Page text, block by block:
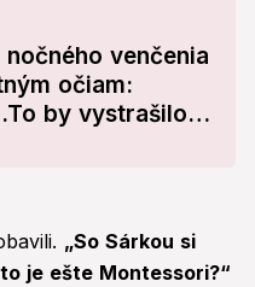
venčenia
očiam:
by vystrašilo
„So Sárkou si
je ešte Montessori?“